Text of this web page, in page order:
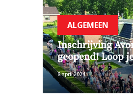
ALGEMEEN
Inschrijving
geopend! Loop
8 april 2024